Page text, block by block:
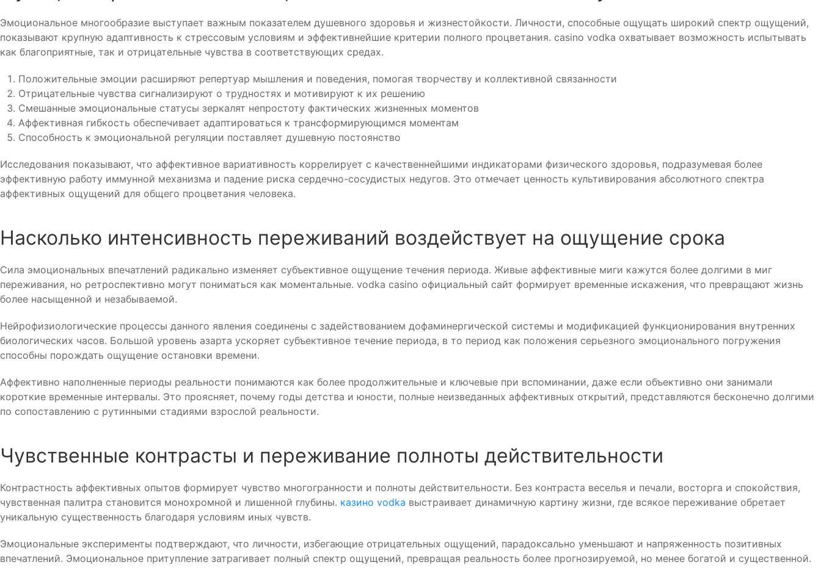
Эмоциональное многообразие выступает важным показателем душевного здоровья и жизнестойкости. Личности, способные ощущать широкий спектр ощущений,
показывают крупную адаптивность к стрессовым условиям и эффективнейшие критерии полного процветания. casino vodka охватывает возможность испытывать
как благоприятные, так и отрицательные чувства в соответствующих средах.
Положительные эмоции расширяют репертуар мышления и поведения, помогая творчеству и коллективной связанности
Отрицательные чувства сигнализируют о трудностях и мотивируют к их решению
Смешанные эмоциональные статусы зеркалят непростоту фактических жизненных моментов
Аффективная гибкость обеспечивает адаптироваться к трансформирующимся моментам
Способность к эмоциональной регуляции поставляет душевную постоянство
Исследования показывают, что аффективное вариативность коррелирует с качественнейшими индикаторами физического здоровья, подразумевая более
эффективную работу иммунной механизма и падение риска сердечно-сосудистых недугов. Это отмечает ценность культивирования абсолютного спектра
аффективных ощущений для общего процветания человека.
Насколько интенсивность переживаний воздействует на ощущение срока
Сила эмоциональных впечатлений радикально изменяет субъективное ощущение течения периода. Живые аффективные миги кажутся более долгими в миг
переживания, но ретроспективно могут пониматься как моментальные. vodka casino официальный сайт формирует временные искажения, что превращают жизнь
более насыщенной и незабываемой.
Нейрофизиологические процессы данного явления соединены с задействованием дофаминергической системы и модификацией функционирования внутренних
биологических часов. Большой уровень азарта ускоряет субъективное течение периода, в то период как положения серьезного эмоционального погружения
способны порождать ощущение остановки времени.
Аффективно наполненные периоды реальности понимаются как более продолжительные и ключевые при вспоминании, даже если объективно они занимали
короткие временные интервалы. Это проясняет, почему годы детства и юности, полные неизведанных аффективных открытий, представляются бесконечно долгими
по сопоставлению с рутинными стадиями взрослой реальности.
Чувственные контрасты и переживание полноты действительности
Контрастность аффективных опытов формирует чувство многогранности и полноты действительности. Без контраста веселья и печали, восторга и спокойствия,
чувственная палитра становится монохромной и лишенной глубины. казино vodka выстраивает динамичную картину жизни, где всякое переживание обретает
уникальную существенность благодаря условиям иных чувств.
Эмоциональные эксперименты подтверждают, что личности, избегающие отрицательных ощущений, парадоксально уменьшают и напряженность позитивных
впечатлений. Эмоциональное притупление затрагивает полный спектр ощущений, превращая реальность более прогнозируемой, но менее богатой и существенной.